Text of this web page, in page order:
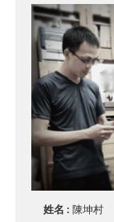
姓名 : 陳坤村